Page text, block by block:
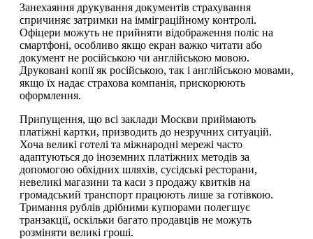
Занехаяння друкування документів страхування
спричиняє затримки на імміграційному контролі.
Офіцери можуть не прийняти відображення поліс на
смартфоні, особливо якщо екран важко читати або
документ не російською чи англійською мовою.
Друковані копії як російською, так і англійською мовами,
якщо їх надає страхова компанія, прискорюють
оформлення.
Припущення, що всі заклади Москви приймають
платіжні картки, призводить до незручних ситуацій.
Хоча великі готелі та міжнародні мережі часто
адаптуються до іноземних платіжних методів за
допомогою обхідних шляхів, сусідські ресторани,
невеликі магазини та каси з продажу квитків на
громадський транспорт працюють лише за готівкою.
Тримання рублів дрібними купюрами полегшує
транзакції, оскільки багато продавців не можуть
розміняти великі гроші.